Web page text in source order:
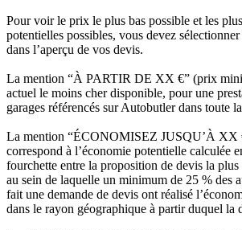
Pour voir le prix le plus bas possible et les
potentielles possibles, vous devez
dans l’aperçu de vos devis.
La mention “À PARTIR DE XX €” (prix
actuel le moins cher disponible, pour une
garages référencés sur Autobutler dans toute
La mention “ÉCONOMISEZ JUSQU’À XX
correspond à l’économie potentielle calculée
fourchette entre la proposition de devis la plus
au sein de laquelle un minimum de 25 % des
fait une demande de devis ont réalisé
dans le rayon géographique à partir duquel la